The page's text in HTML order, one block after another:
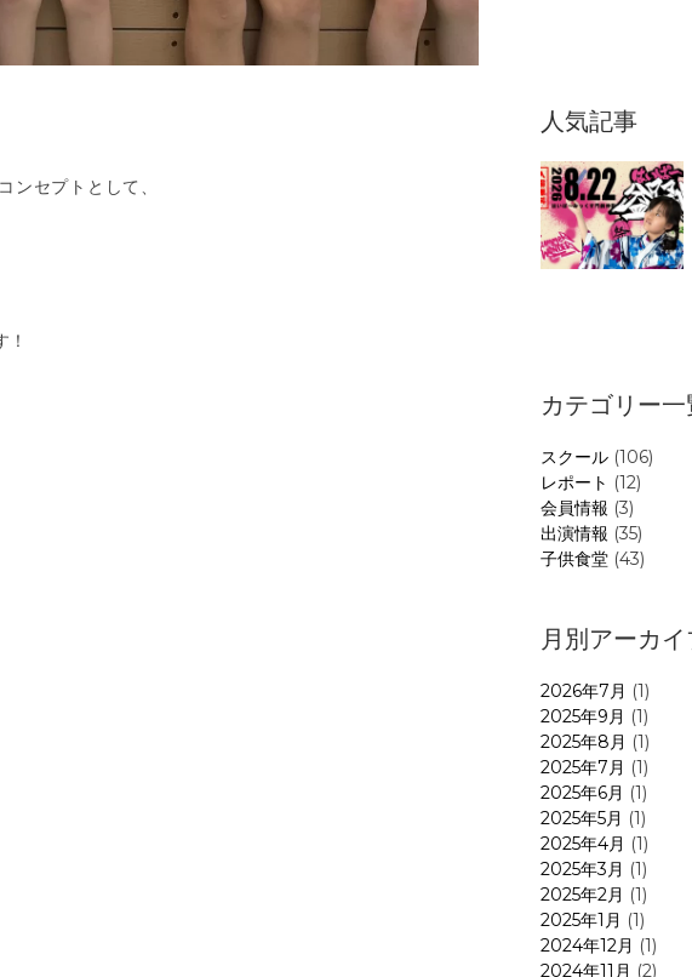
セプトとして、
人気記事
カテゴリー一
スクール (106)
レポート (12)
会員情報 (3)
出演情報 (35)
子供食堂 (43)
月別アーカイ
2026年7月 (1)
2025年9月 (1)
2025年8月 (1)
2025年7月 (1)
2025年6月 (1)
2025年5月 (1)
2025年4月 (1)
2025年3月 (1)
2025年2月 (1)
2025年1月 (1)
2024年12月 (1)
2024年11月 (2)